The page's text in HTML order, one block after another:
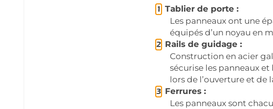
Tablier de porte :
Les panneaux ont une
équipés d’un noyau en
Rails de guidage :
Construction en acier
sécurise les panneaux
lors de l’ouverture et de
Ferrures :
Les panneaux sont